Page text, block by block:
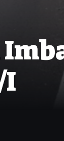
I